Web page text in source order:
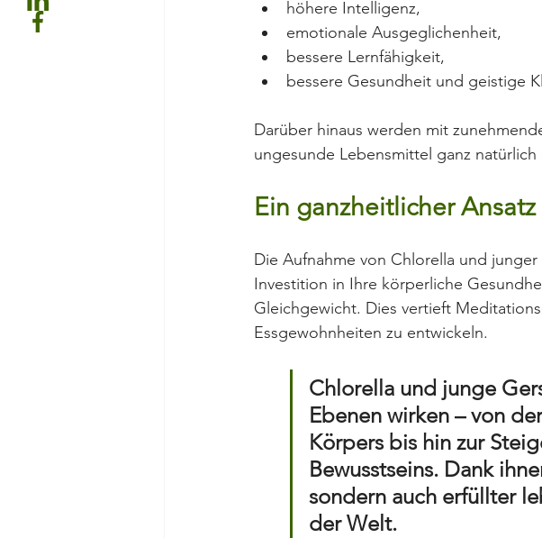
höhere Intelligenz,
emotionale Ausgeglichenheit,
bessere Lernfähigkeit,
bessere Gesundheit und geistige
Darüber hinaus werden mit
ungesunde Lebensmittel ganz
Ein ganzheitlicher
Die Aufnahme von Chlorella und
Investition in Ihre körperliche
Gleichgewicht. Dies vertieft
Essgewohnheiten zu entwickeln.
Chlorella und junge
Ebenen wirken – von
Körpers bis hin zur
Bewusstseins. Dank
sondern auch erfüllter
der Welt.